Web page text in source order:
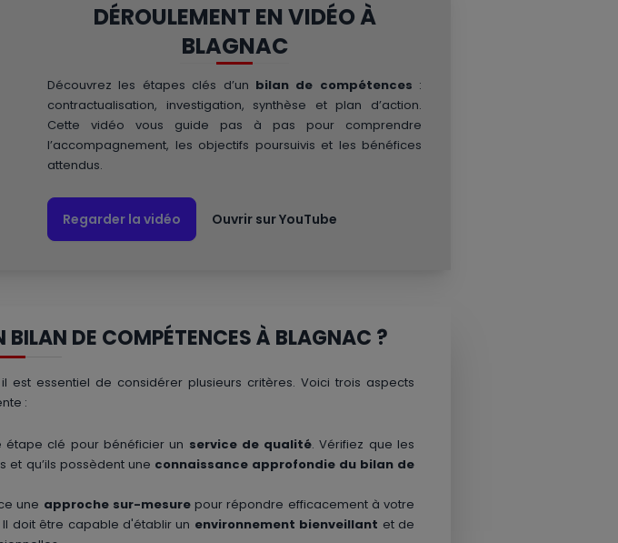
DÉROULEMENT EN VIDÉO À
BLAGNAC
Découvrez les étapes clés d’un bilan de compétences :
contractualisation, investigation, synthèse et plan d’action.
Cette vidéo vous guide pas à pas pour comprendre
l’accompagnement, les objectifs poursuivis et les bénéfices
attendus.
Regarder la vidéo Ouvrir sur YouTube
BILAN DE COMPÉTENCES À BLAGNAC ?
essentiel de considérer plusieurs critères. Voici trois aspects
:
clé pour bénéficier un service de qualité. Vérifiez que les
qu’ils possèdent une connaissance approfondie du bilan de
une approche sur-mesurepour répondre efficacement à votre
doit être capable d'établir un environnement bienveillant et de